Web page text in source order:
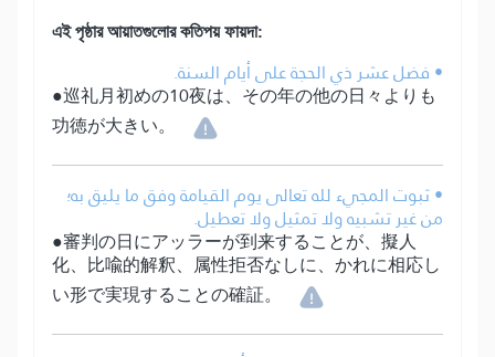
এই পৃষ্ঠার আয়াতগুলোর কতিপয় ফায়দা:
• فضل عشر ذي الحجة على أيام السنة.
●巡礼月初めの10夜は、その年の他の日々よりも
功徳が大きい。
• ثبوت المجيء لله تعالى يوم القيامة وفق ما يليق به؛
من غير تشبيه ولا تمثيل ولا تعطيل.
●審判の日にアッラーが到来することが、擬人
化、比喩的解釈、属性拒否なしに、かれに相応し
い形で実現することの確証。